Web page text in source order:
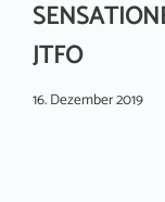
JTFO
16. Dezember 2019